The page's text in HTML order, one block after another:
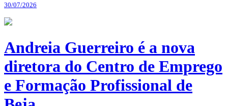
30/07/2026
Andreia Guerreiro é a nova
diretora do Centro de Emprego
e Formação Profissional de